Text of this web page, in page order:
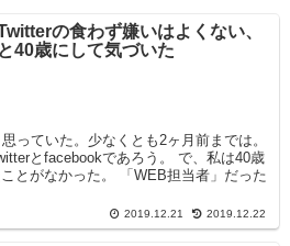
の食わず嫌いはよくない、
と40歳にして気づいた
っていた。少なくとも2ヶ月前までは。
とfacebookであろう。 で、私は40歳
とがなかった。 「WEB担当者」だった
2019.12.21 2019.12.22